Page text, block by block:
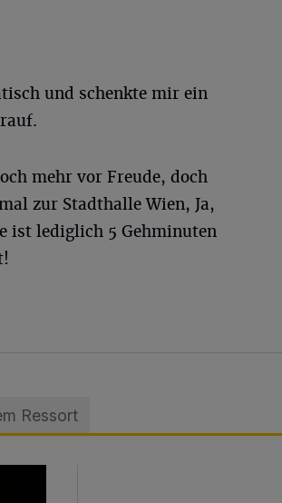
und schenkte mir ein
mehr vor Freude, doch
zur Stadthalle Wien, Ja,
ist lediglich 5 Gehminuten
Ressort